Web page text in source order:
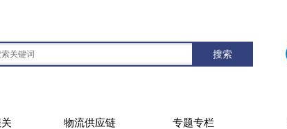
物流供应链 专题专栏